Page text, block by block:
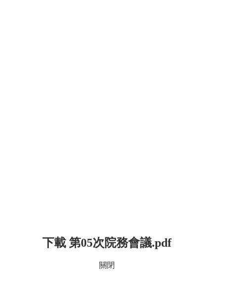
下載 第05次院務會議.pdf
關閉